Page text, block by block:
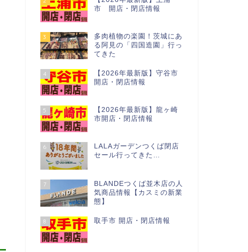
市 開店・閉店情報
3
多肉植物の楽園！茨城にあ
る阿見の「四国造園」行っ
てきた
4
【2026年最新版】守谷市
開店・閉店情報
5
【2026年最新版】龍ヶ崎
市開店・閉店情報
6
LALAガーデンつくば閉店
セール行ってきた…
7
BLANDEつくば並木店の人
気商品情報【カスミの新業
態】
8 取手市 開店・閉店情報